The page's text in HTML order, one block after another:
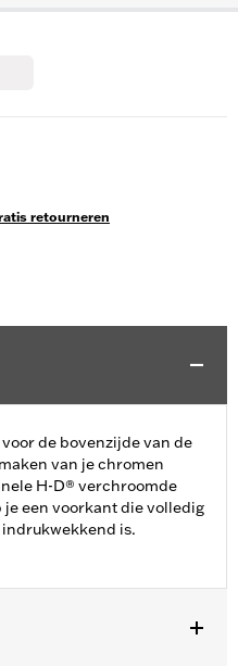
retourneren
de bovenzijde van de
van je chromen
H-D® verchroomde
een voorkant die volledig
is.